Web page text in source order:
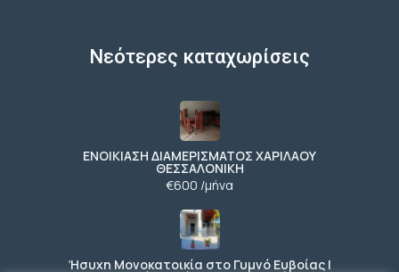
Νεότερες καταχωρίσεις
ΕΝΟΙΚΙΑΣΗ ΔΙΑΜΕΡΙΣΜΑΤΟΣ ΧΑΡΙΛΑΟΥ
ΘΕΣΣΑΛΟΝΙΚΗ
€600 /μήνα
Ήσυχη Μονοκατοικία στο Γυμνό Ευβοίας |